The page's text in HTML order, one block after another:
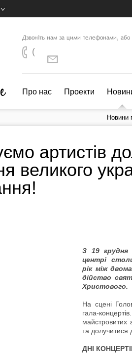
Дзвоніть нам за цими телефонами, або
(
Про нас Проекти
Новини
артистів
великого
З 19 грудня
центрі
рік між
дійство
Христового.
На сцені
гала-
майстровитих
та долучитися
ДНІ